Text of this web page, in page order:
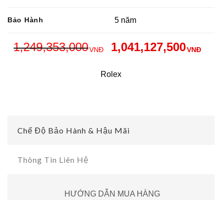
Bảo Hành 5 năm
1,249,353,000VNĐ 1,041,127,500VNĐ
Rolex
Chế Độ Bảo Hành & Hậu Mãi
Thông Tin Liên Hệ
HƯỚNG DẪN MUA HÀNG